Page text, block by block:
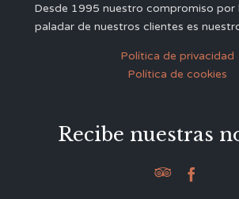
Desde 1995 nuestro compromiso por
paladar de nuestros clientes es
Política de privacidad
Política de cookies
Recibe nuestras
 